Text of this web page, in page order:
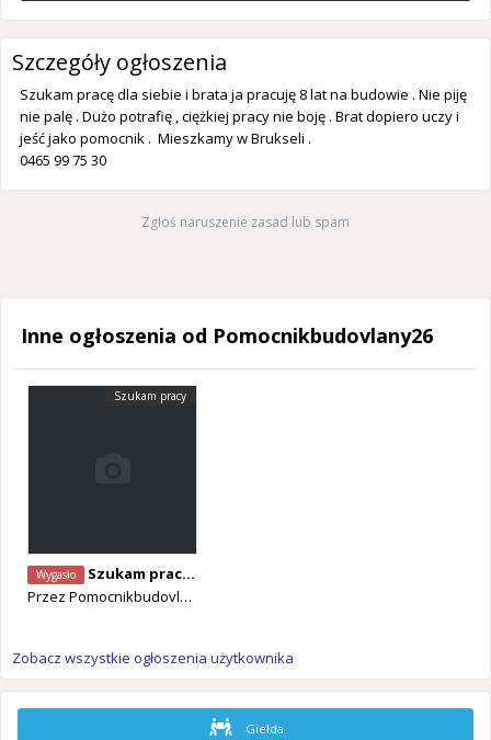
Szczegóły ogłoszenia
Szukam pracę dla siebie i brata ja pracuję 8 lat na budowie . Nie piję
nie palę . Dużo potrafię , ciężkiej pracy nie boję . Brat dopiero uczy i
jeść jako pomocnik . Mieszkamy w Brukseli .
0465 99 75 30
Zgłoś naruszenie zasad lub spam
Inne ogłoszenia od Pomocnikbudovlany26
Szukam pracy
Wygasło
Szukam pracę od teraz
Przez Pomocnikbudovlany26
Zobacz wszystkie ogłoszenia użytkownika
Giełda